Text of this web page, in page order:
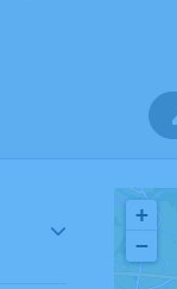
+
−